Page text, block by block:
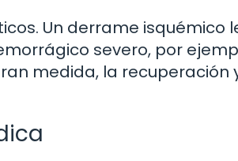
Un derrame isquémico
severo, por
medida, la recuperación